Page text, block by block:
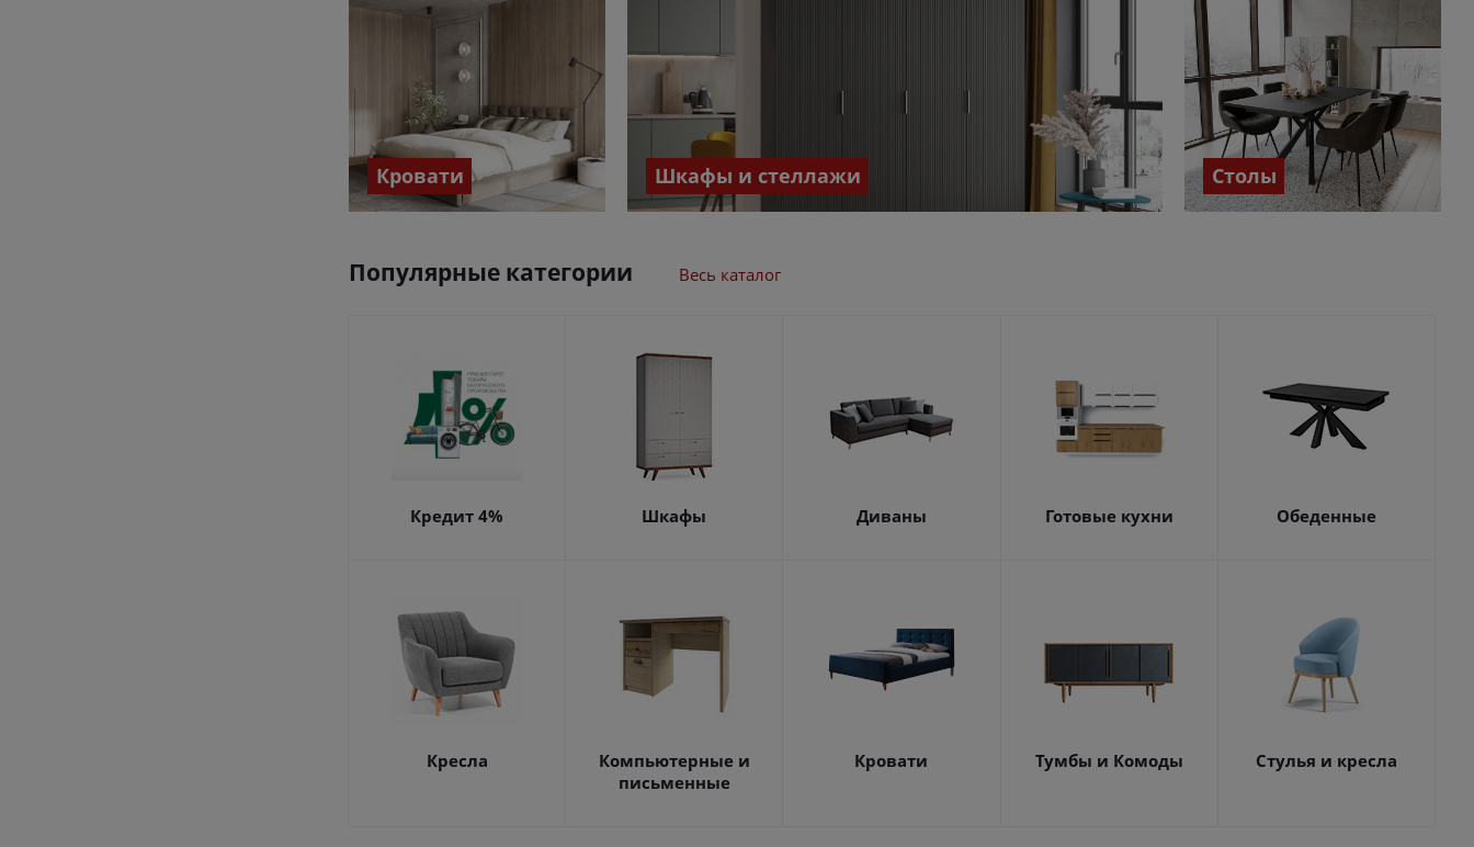
Кровати Шкафы и стеллажи Столы
Популярные категории Весь каталог
Кредит 4% Шкафы Диваны Готовые кухни Обеденные
Кресла
Компьютерные и
письменные
Кровати Тумбы и Комоды Стулья и кресла